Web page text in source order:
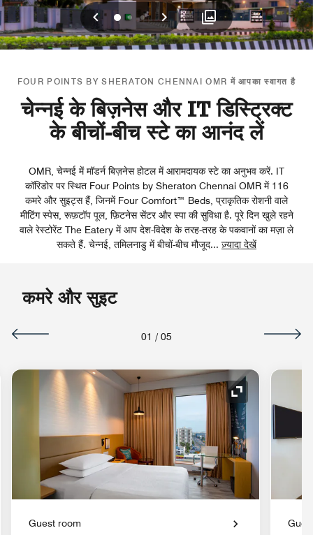
पिछला
012 अगला
FOUR POINTS BY SHERATON CHENNAI OMR में आपका स्वागत है
चेन्नई के बिज़नेस और IT डिस्ट्रिक्ट
के बीचों-बीच स्टे का आनंद लें
OMR, चेन्नई में मॉडर्न बिज़नेस होटल में आरामदायक स्टे का अनुभव करें. IT
कॉरिडोर पर स्थित Four Points by Sheraton Chennai OMR में 116
कमरे और सुइट्स हैं, जिनमें Four Comfort™ Beds, प्राकृतिक रोशनी वाले
मीटिंग स्पेस, रूफ़टॉप पूल, फ़िटनेस सेंटर और स्पा की सुविधा है. पूरे दिन खुले रहने
वाले रेस्टोरेंट The Eatery में आप देश-विदेश के तरह-तरह के पकवानों का मज़ा ले
सकते हैं. चेन्नई, तमिलनाडु में बीचों-बीच मौजूद... ज़्यादा देखें
कमरे और सुइट
01 / 05
का विस्तार करें आइकॉन का
Guest room